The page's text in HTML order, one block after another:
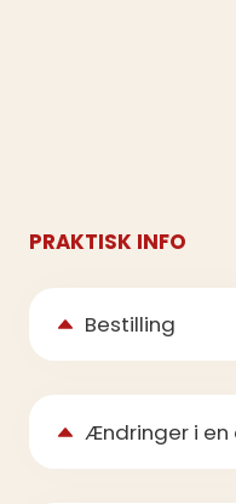
PRAKTISK INFO
Bestilling
Ændringer i en